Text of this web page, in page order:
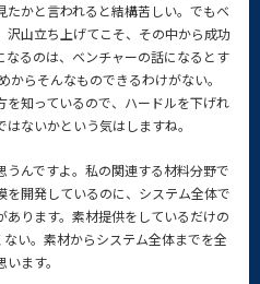
かと言われると結構苦しい。でもベ
沢山立ち上げてこそ、その中から成功
るのは、ベンチャーの話になるとす
からそんなものできるわけがない。
知っているので、ハードルを下げれ
ないかという気はしますね。
うんですよ。私の関連する材料分野で
開発しているのに、システム全体で
ります。素材提供をしているだけの
い。素材からシステム全体までを全
ます。